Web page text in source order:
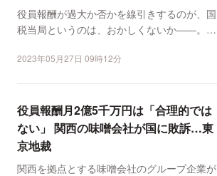
役員報酬が過大か否かを線引きするのが、国
税当局というのは、おかしくないか――。関
2023年05月27日 09時12分
役員報酬月2億5千万円は「合理的では
ない」 関西の味噌会社が国に敗訴…東
京地裁
関西を拠点とする味噌会社のグループ企業が